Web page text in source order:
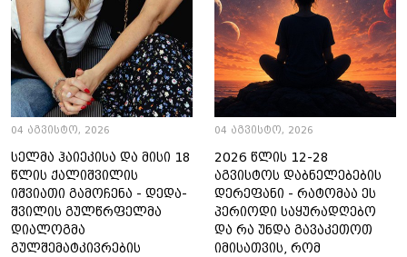
04 აგვისტო, 2026
სელმა ჰაიეკისა და მისი 18
წლის ქალიშვილის
იშვიათი გამოჩენა - დედა-
შვილის გულწრფელმა
დიალოგმა
გულშემატკივრების
04 აგვისტო, 2026
2026 წლის 12-28
აგვისტოს დაბნელებების
დერეფანი - რატომაა ეს
პერიოდი საყურადღებო
და რა უნდა გავაკეთოთ
იმისათვის, რომ